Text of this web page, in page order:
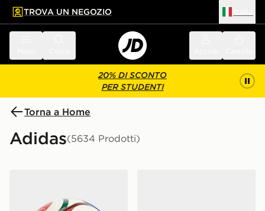
principale
a fondo pagina
TROVA UN NEGOZIO
20% DI SCONTO
PER STUDENTI
Torna a Home
Adidas(5634 Prodotti)